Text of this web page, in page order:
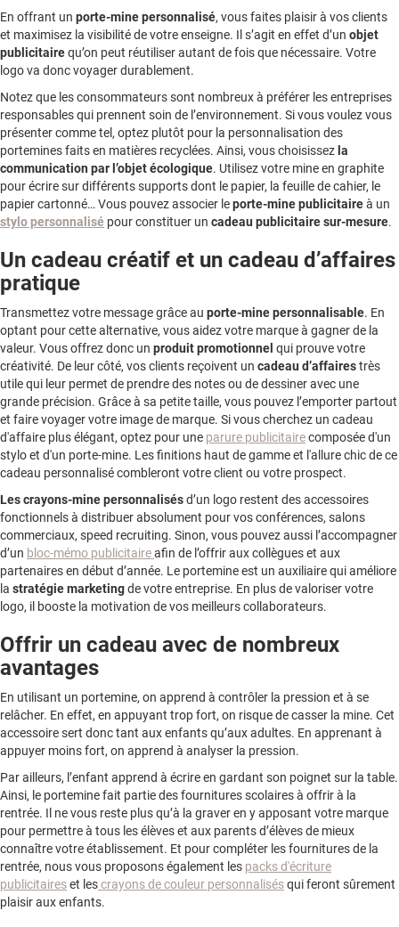
En offrant un porte-mine personnalisé, vous faites plaisir à vos clients
et maximisez la visibilité de votre enseigne. Il s’agit en effet d’un objet
publicitairequ’on peut réutiliser autant de fois que nécessaire. Votre
logo va donc voyager durablement.
Notez que les consommateurs sont nombreux à préférer les entreprises
responsables qui prennent soin de l’environnement. Si vous voulez vous
présenter comme tel, optez plutôt pour la personnalisation des
portemines faits en matières recyclées. Ainsi, vous choisissez la
communication par l’objet écologique. Utilisez votre mine en graphite
pour écrire sur différents supports dont le papier, la feuille de cahier, le
papier cartonné… Vous pouvez associer leporte-mine publicitaireà un
stylo personnalisé pour constituer un cadeau publicitaire sur-mesure.
Un cadeau créatif et un cadeau d’affaires
pratique
Transmettez votre message grâce au porte-mine personnalisable. En
optant pour cette alternative, vous aidez votre marque à gagner de la
valeur. Vous offrez donc un produit promotionnel qui prouve votre
créativité. De leur côté, vos clients reçoivent un cadeau d’affairestrès
utile qui leur permet de prendre des notes ou de dessiner avec une
grande précision. Grâce à sa petite taille, vous pouvez l’emporter partout
et faire voyager votre image de marque. Si vous cherchez un cadeau
d'affaire plus élégant, optez pour une parure publicitairecomposée d'un
stylo et d'un porte-mine. Les finitions haut de gamme et l'allure chic de ce
cadeau personnalisé combleront votre client ou votre prospect.
Les crayons-mine personnalisésd’un logo restent des accessoires
fonctionnels à distribuer absolument pour vos conférences, salons
commerciaux, speed recruiting. Sinon, vous pouvez aussi l’accompagner
d’un bloc-mémo publicitaireafin de l’offrir aux collègues et aux
partenaires en début d’année. Le portemine est un auxiliaire qui améliore
la stratégie marketingde votre entreprise. En plus de valoriser votre
logo, il booste la motivation de vos meilleurs collaborateurs.
Offrir un cadeau avec de nombreux
avantages
En utilisant un portemine, on apprend à contrôler la pression et à se
relâcher. En effet, en appuyant trop fort, on risque de casser la mine. Cet
accessoire sert donc tant aux enfants qu’aux adultes. En apprenant à
appuyer moins fort, on apprend à analyser la pression.
Par ailleurs, l’enfant apprend à écrire en gardant son poignet sur la table.
Ainsi, le portemine fait partie des fournitures scolaires à offrir à la
rentrée. Il ne vous reste plus qu’à la graver en y apposant votre marque
pour permettre à tous les élèves et aux parents d’élèves de mieux
connaître votre établissement. Et pour compléter les fournitures de la
rentrée, nous vous proposons également les packs d'écriture
publicitaireset lescrayons de couleur personnalisésqui feront sûrement
plaisir aux enfants.